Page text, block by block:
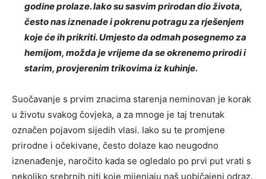
godine prolaze. Iako su sasvim prirodan dio života,
često nas iznenade i pokrenu potragu za rješenjem
koje će ih prikriti. Umjesto da odmah posegnemo za
hemijom, možda je vrijeme da se okrenemo prirodi i
starim, provjerenim trikovima iz kuhinje.
Suočavanje s prvim znacima starenja neminovan je korak
u životu svakog čovjeka, a za mnoge je taj trenutak
označen pojavom sijedih vlasi. Iako su te promjene
prirodne i očekivane, često dolaze kao neugodno
iznenađenje, naročito kada se ogledalo po prvi put vrati s
nekoliko srebrnih niti koje mijenjaju naš uobičajeni odraz.